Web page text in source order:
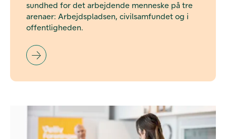
sundhed for det arbejdende menneske på tre
arenaer: Arbejdspladsen, civilsamfundet og i
offentligheden.